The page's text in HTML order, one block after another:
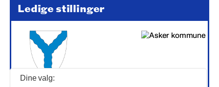
Ledige stillinger
Dine valg: